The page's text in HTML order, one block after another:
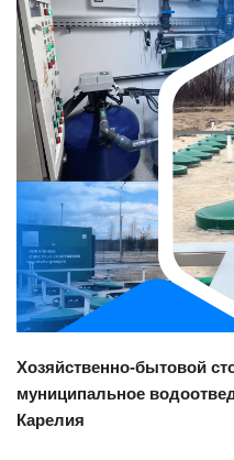
Хозяйственно-бытовой
муниципальное
Карелия